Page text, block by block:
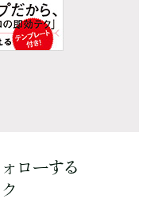
ローする
ク